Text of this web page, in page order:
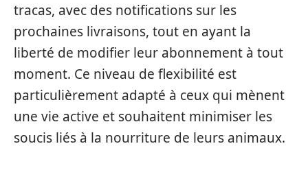
tracas, avec des notifications sur les
prochaines livraisons, tout en ayant la
liberté de modifier leur abonnement à tout
moment. Ce niveau de flexibilité est
particulièrement adapté à ceux qui mènent
une vie active et souhaitent minimiser les
soucis liés à la nourriture de leurs animaux.